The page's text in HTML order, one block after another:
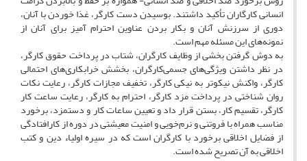
انسانی کارگاران تأکید داشتند. بوسیدن دست کارگر، غذا خوردن با آنان،
دوری از سرزنش آنان و بکار بردن عناوین احترام آمیز برای آنان از
نمونه‌های این مسئله مهم است.
به دوش گرفتن بخشی از وظایف کارگران، شتاب در پرداخت حقوق کارگر،
در نظر داشتن ویژگی‌های جسمی‌کارگران، بخشش خرابکاری‌های احتمالی
کارگر، واکنش نیکوتر به نیکی کارگر، تخفیف مجازات کارگر، رعایت نکات
روان شناختی در پرداخت مزد کارگر، احترام به کارگر، رعایت ساعت کار
کارگر، تقسیم کار، بستن قرار داد و تعیین ساعات کار و دستمزد، برخورد
مناسب همراه با فروتنی و نرم‌خویی و امنیت معیشتی در دوره‌ از کارافتادگی
از فضایل اخلاقی برخورد با کارگران است که در سیره اولیاء دین و کتب
اخلاقی به آن تصریح شده است.